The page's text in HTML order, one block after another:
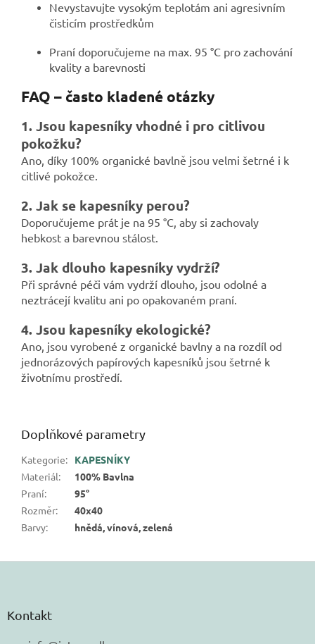
Nevystavujte vysokým teplotám ani agresivním
čisticím prostředkům
Praní doporučujeme na max. 95 °C pro zachování
kvality a barevnosti
FAQ – často kladené otázky
1. Jsou kapesníky vhodné i pro citlivou
pokožku?
Ano, díky 100% organické bavlně jsou velmi šetrné i k
citlivé pokožce.
2. Jak se kapesníky perou?
Doporučujeme prát je na 95 °C, aby si zachovaly
hebkost a barevnou stálost.
3. Jak dlouho kapesníky vydrží?
Při správné péči vám vydrží dlouho, jsou odolné a
neztrácejí kvalitu ani po opakovaném praní.
4. Jsou kapesníky ekologické?
Ano, jsou vyrobené z organické bavlny a na rozdíl od
jednorázových papírových kapesníků jsou šetrné k
životnímu prostředí.
Doplňkové parametry
Kategorie:
KAPESNÍKY
Materiál:
100% Bavlna
Praní:
95°
Rozměr:
40x40
Barvy: hnědá, vínová, zelená
Kontakt